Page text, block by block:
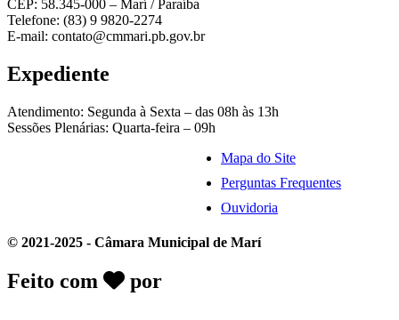
CEP: 58.345-000 – Marí / Paraíba
Telefone: (83) 9 9820-2274
E-mail: contato@cmmari.pb.gov.br
Expediente
Atendimento: Segunda à Sexta – das 08h às 13h
Sessões Plenárias: Quarta-feira – 09h
Mapa do Site
Perguntas Frequentes
Ouvidoria
© 2021-2025 - Câmara Municipal de Marí
Feito com por